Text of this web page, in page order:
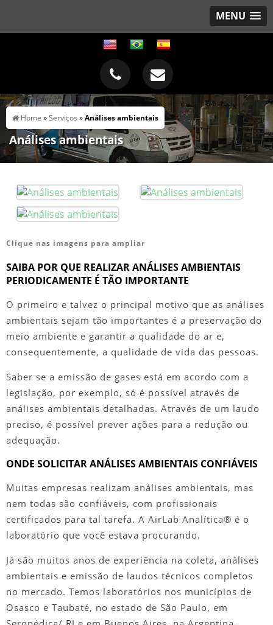
MENU
Home »Serviços »Análises ambientais
Análises ambientais
Clique nas imagens para ampliar
SAIBA POR QUE REALIZAR ANÁLISES AMBIENTAIS
PERIODICAMENTE É TÃO IMPORTANTE
O primeiro e talvez o principal motivo que as análises
ambientais sejam tão importantes é a preservação do
meio ambiente e garantir a qualidade do ar e,
consequentemente, a qualidade de vida das pessoas.
Saber se a emissão de gases está em acordo com a
legislação, por exemplo, só é possível através de
análises ambientais detalhadas. Através de um laudo
preciso, é possível prever ações para a redução ou
adequação.
ONDE SOLICITAR ANÁLISES AMBIENTAIS CONFIÁVEIS
Muitas empresas realizam análises ambientais, mas
nem todas são confiáveis, com profissionais
certificados para tal tarefa. A AirLab Analítica® é o
laboratório que você estava procurando.
Já são muitos anos de experiência na coleta, análises
ambientais e emissão de laudos técnicos completos
no mercado. Temos laboratórios nos municípios de
Osasco e Taubaté, no estado de São Paulo, em